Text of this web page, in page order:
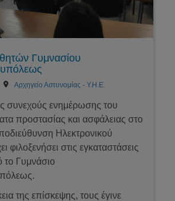
Γυμνασίου
Αρχηγείο Αστυνομίας - Υ.Η.Ε.
συνεχούς ενημέρωσης του
προστασίας και ασφάλειας στο
Ηλεκτρονικού
φιλοξενήσει στις εγκαταστάσεις
το Γυμνάσιο
της επίσκεψης, τους έγινε